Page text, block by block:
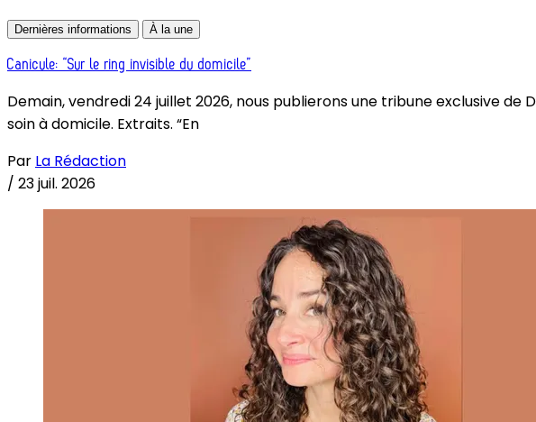
Dernières informations À la une
Canicule: “Sur le ring invisible du domicile”
Demain, vendredi 24 juillet 2026, nous publierons une tribune exclusive
soin à domicile. Extraits. “En
Par La Rédaction
/ 23 juil. 2026